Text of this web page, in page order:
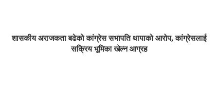
शासकीय अराजकता बढेको कांग्रेस सभापति थापाको आरोप, कांग्रेसलाई
सक्रिय भूमिका खेल्न आग्रह